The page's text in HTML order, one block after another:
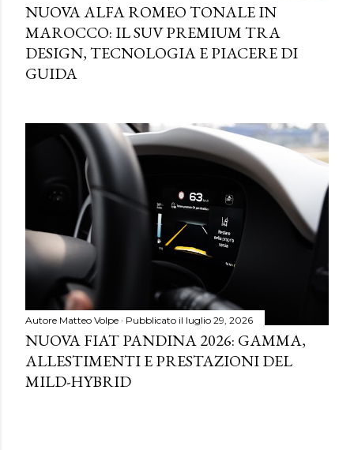
NUOVA ALFA ROMEO TONALE IN
MAROCCO: IL SUV PREMIUM TRA
DESIGN, TECNOLOGIA E PIACERE DI
GUIDA
Autore Matteo Volpe Pubblicato il luglio 29, 2026
NUOVA FIAT PANDINA 2026: GAMMA,
ALLESTIMENTI E PRESTAZIONI DEL
MILD-HYBRID